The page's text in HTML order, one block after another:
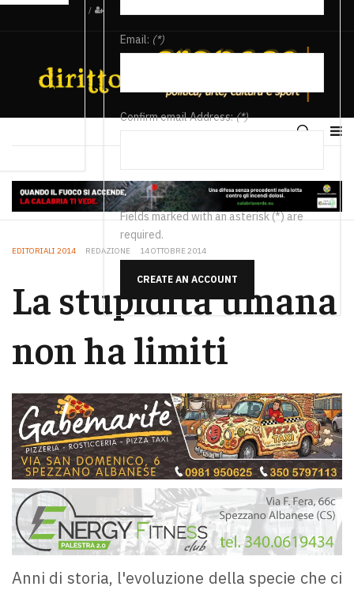
/
Email: (*)
Confirm email Address:(*)
Fields marked with an asterisk (*) are
required.
CREATE AN ACCOUNT
EDITORIALI 2014 REDAZIONE 14 OTTOBRE 2014
La stupidità umana
non ha limiti
Anni di storia, l'evoluzione della specie che ci